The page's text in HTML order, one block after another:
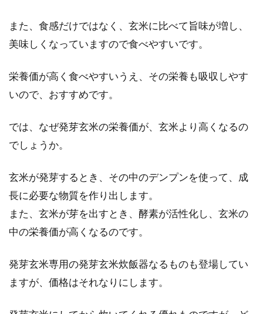
色とりどりで華やか、コロンとした丸みにつや
ロン。マ...
ほっぺが落ちそう！？クッキーをサ
クッキーが焼きあがるときのあの何とも言えな
い香り、クッキーが焼きあがりつまみ食いする
着色料を使った好みの色の作り方！
肌色なども簡単に作れる！
アメリカのお菓子などを見ると、どれもカラフ
また、食感だけではなく、玄米に比べて旨味が増し、
美味しくなっていますので食べやすいです。
栄養価が高く食べやすいうえ、その栄養も吸収しやす
いので、おすすめです。
では、なぜ発芽玄米の栄養価が、玄米より高くなるの
でしょうか。
玄米が発芽するとき、その中のデンプンを使って、成
長に必要な物質を作り出します。
また、玄米が芽を出すとき、酵素が活性化し、玄米の
中の栄養価が高くなるのです。
発芽玄米専用の発芽玄米炊飯器なるものも登場してい
ますが、価格はそれなりにします。